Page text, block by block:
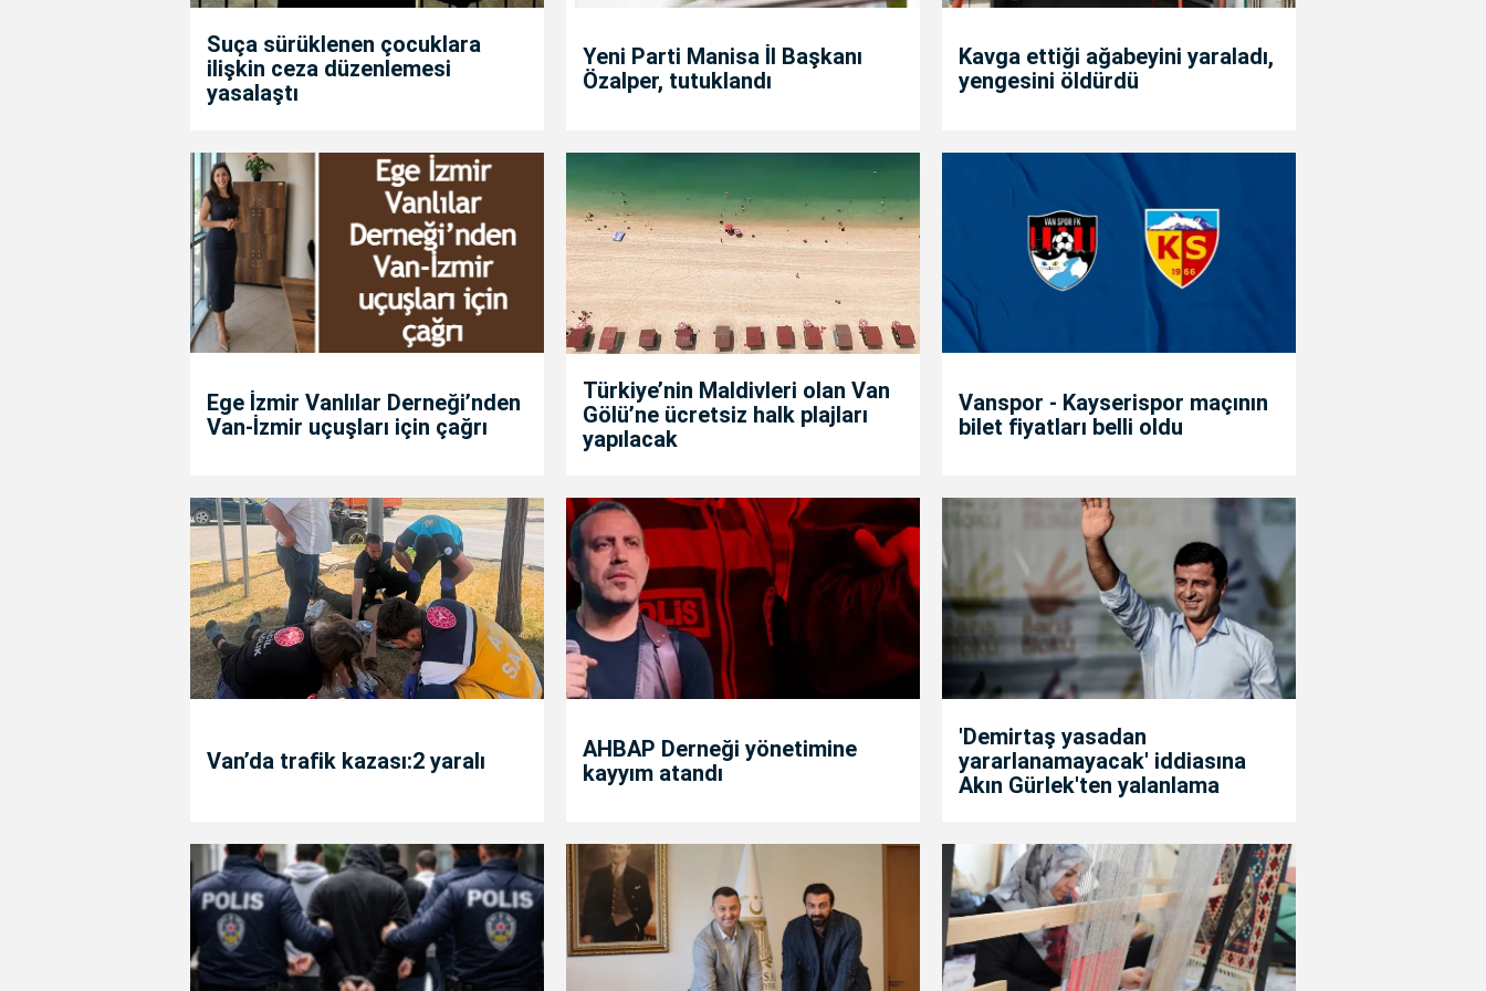
Suça sürüklenen çocuklara
ilişkin ceza düzenlemesi
yasalaştı
Yeni Parti Manisa İl Başkanı
Özalper, tutuklandı
Kavga ettiği ağabeyini yaraladı,
yengesini öldürdü
Ege İzmir Vanlılar Derneği’nden
Van-İzmir uçuşları için çağrı
Türkiye’nin Maldivleri olan Van
Gölü’ne ücretsiz halk plajları
yapılacak
Vanspor - Kayserispor maçının
bilet fiyatları belli oldu
Van’da trafik kazası:2 yaralı
AHBAP Derneği yönetimine
kayyım atandı
'Demirtaş yasadan
yararlanamayacak' iddiasına
Akın Gürlek'ten yalanlama